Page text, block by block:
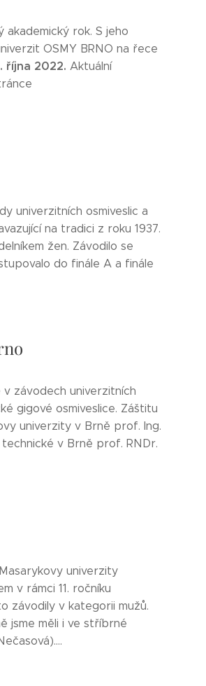
rok. S jeho
OSMY BRNO na řece
října 2022. Aktuální
univerzitních osmiveslic a
na tradici z roku 1937.
žen. Závodilo se
do finále A a finále
závodech univerzitních
gigové osmiveslice. Záštitu
univerzity v Brně prof. Ing.
v Brně prof. RNDr.
univerzity
v rámci 11. ročníku
závodily v kategorii mužů.
jsme měli i ve stříbrné